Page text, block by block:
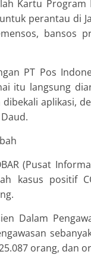
Kartu Program
perantau di
bansos
PT Pos
itu langsung
aplikasi,
(Pusat
kasus positif
Dalam
orang, dan